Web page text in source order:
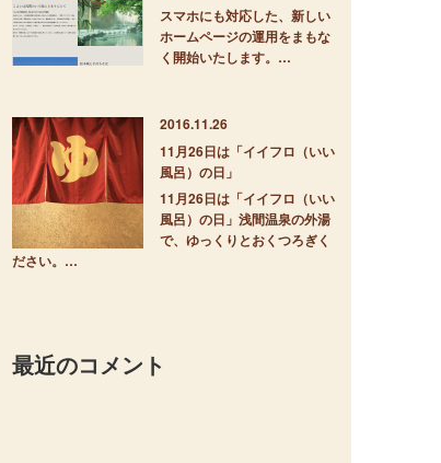
スマホにも対応した、新しい
ホームページの運用をまもな
く開始いたします。…
2016.11.26
11月26日は「イイフロ（いい
風呂）の日」
11月26日は「イイフロ（いい
風呂）の日」浅間温泉の外湯
で、ゆっくりとおくつろぎく
ださい。…
最近のコメント